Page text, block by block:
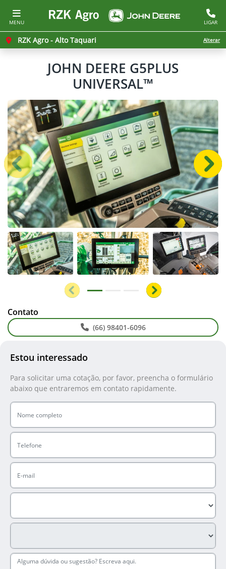
MENU LIGAR
RZK Agro - Alto Taquari Alterar
JOHN DEERE G5PLUS
UNIVERSAL™
Estou interessado
Para solicitar uma cotação, por favor, preencha o formulário
abaixo que entraremos em contato rapidamente.
Anterior
Anterior
Próximo
Contato
(66) 98401-6096